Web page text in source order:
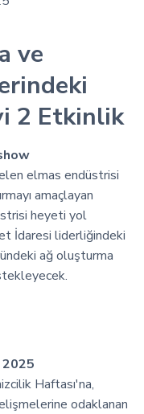
ve
2 Etkinlik
elmas endüstrisi
amaçlayan
heyeti yol
İdaresi liderliğindeki
ağ oluşturma
Haftası'na,
odaklanan